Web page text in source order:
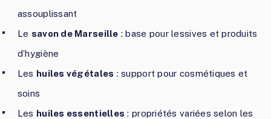
assouplissant
Le savon de Marseille : base pour lessives et produits
d’hygiène
Les huiles végétales : support pour cosmétiques et
soins
Les huiles essentielles : propriétés variées selon les